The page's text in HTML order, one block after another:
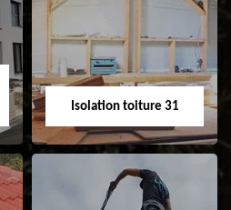
Isolation toiture 31